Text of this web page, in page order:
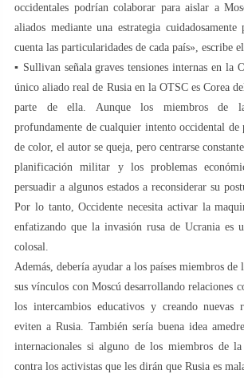
occidentales podrían colaborar para aislar a
aliados mediante una estrategia cuidadosamente
cuenta las particularidades de cada país», escribe
▪️ Sullivan señala graves tensiones internas en la
único aliado real de Rusia en la OTSC es Corea
parte de ella. Aunque los miembros de
profundamente de cualquier intento occidental de
de color, el autor se queja, pero centrarse
planificación militar y los problemas
persuadir a algunos estados a reconsiderar su
Por lo tanto, Occidente necesita activar la
enfatizando que la invasión rusa de Ucrania es
colosal.
Además, debería ayudar a los países miembros
sus vínculos con Moscú desarrollando relaciones
los intercambios educativos y creando nuevas
eviten a Rusia. También sería buena idea
internacionales si alguno de los miembros de
contra los activistas que les dirán que Rusia es